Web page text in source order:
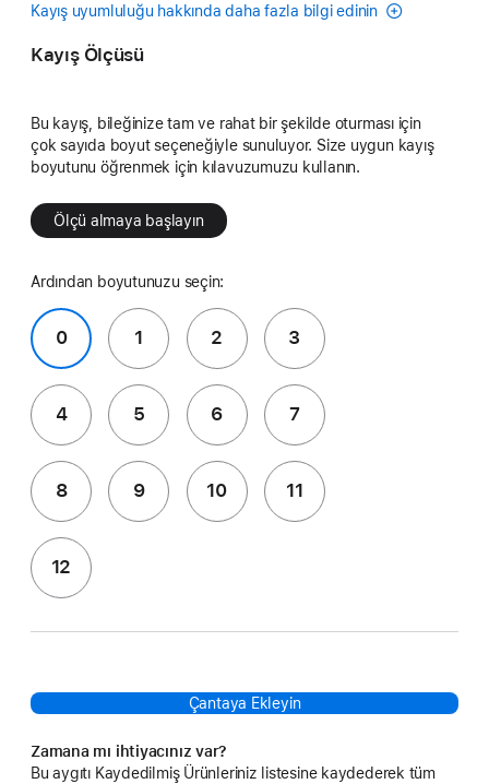
Kayış uyumluluğu hakkında daha fazla bilgi edinin
Kayış Ölçüsü
Bu kayış, bileğinize tam ve rahat bir şekilde oturması için
çok sayıda boyut seçeneğiyle sunuluyor. Size uygun kayış
boyutunu öğrenmek için kılavuzumuzu kullanın.
Ölçü almaya başlayın
Ardından boyutunuzu seçin:
0 1 2 3
4 5 6 7
8 9 10 11
12
Çantaya Ekleyin
Zamana mı ihtiyacınız var?
Bu aygıtı Kaydedilmiş Ürünleriniz listesine kaydederek tüm